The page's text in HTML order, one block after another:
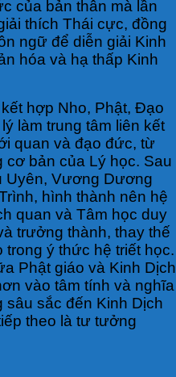
của bản thân mà lần
thích Thái cực, đồng
ngữ để diễn giải Kinh
hóa và hạ thấp Kinh
hợp Nho, Phật, Đạo
làm trung tâm liên kết
quan và đạo đức, từ
bản của Lý học. Sau
Uyên, Vương Dương
hình thành nên hệ
quan và Tâm học duy
trưởng thành, thay thế
trong ý thức hệ triết học.
Phật giáo và Kinh Dịch
vào tâm tính và nghĩa
sâu sắc đến Kinh Dịch
theo là tư tưởng